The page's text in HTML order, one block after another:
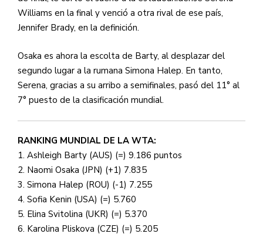
Williams en la final y venció a otra rival de ese país,
Jennifer Brady, en la definición.
Osaka es ahora la escolta de Barty, al desplazar del
segundo lugar a la rumana Simona Halep. En tanto,
Serena, gracias a su arribo a semifinales, pasó del 11° al
7° puesto de la clasificación mundial.
RANKING MUNDIAL DE LA WTA:
1. Ashleigh Barty (AUS) (=) 9.186 puntos
2. Naomi Osaka (JPN) (+1) 7.835
3. Simona Halep (ROU) (-1) 7.255
4. Sofia Kenin (USA) (=) 5.760
5. Elina Svitolina (UKR) (=) 5.370
6. Karolina Pliskova (CZE) (=) 5.205